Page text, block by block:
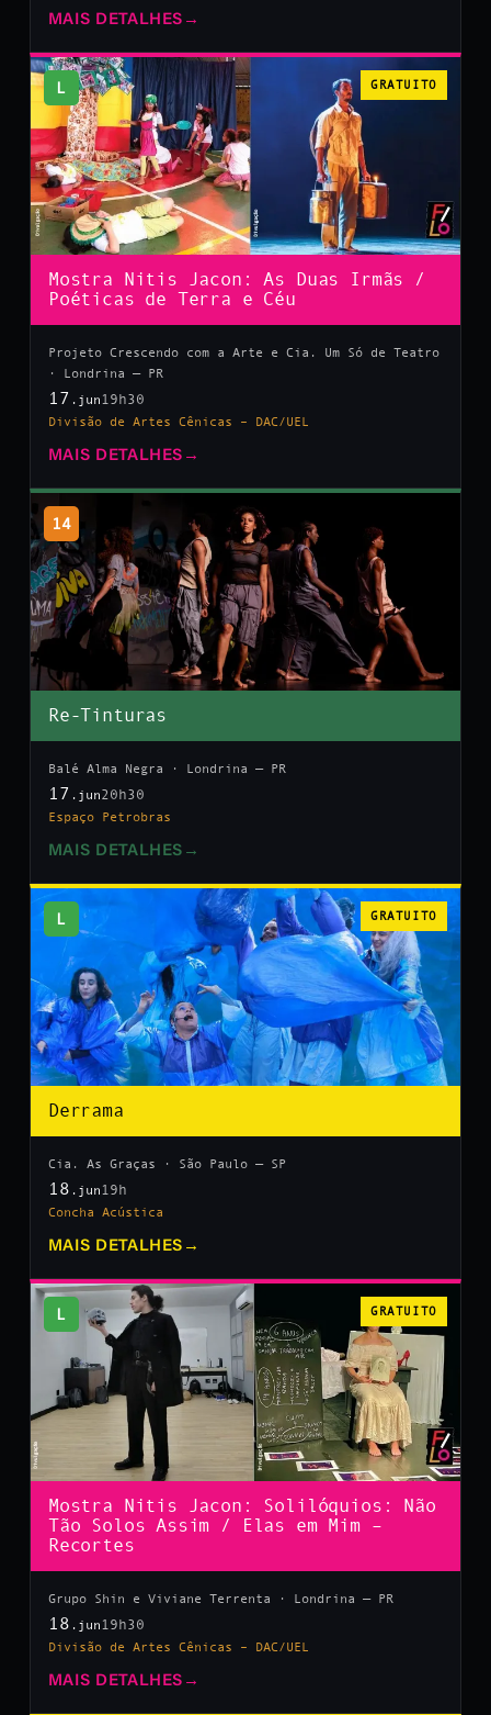
MAIS DETALHES →
L GRATUITO
Mostra Nitis Jacon: As Duas Irmãs /
Poéticas de Terra e Céu
Projeto Crescendo com a Arte e Cia. Um Só de Teatro
· Londrina — PR
17 .jun 19h30
Divisão de Artes Cênicas – DAC/UEL
MAIS DETALHES →
14
Re-Tinturas
Balé Alma Negra · Londrina — PR
17 .jun20h30
Espaço Petrobras
MAIS DETALHES →
L GRATUITO
Derrama
Cia. As Graças · São Paulo — SP
18 .jun 19h
Concha Acústica
MAIS DETALHES →
L GRATUITO
Mostra Nitis Jacon: Solilóquios: Não
Tão Solos Assim / Elas em Mim –
Recortes
Grupo Shin e Viviane Terrenta · Londrina — PR
18 .jun 19h30
Divisão de Artes Cênicas – DAC/UEL
MAIS DETALHES →